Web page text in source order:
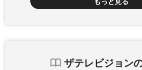
ザテレビジョン